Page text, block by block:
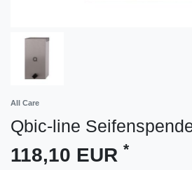
All Care
Qbic-line
118,10 EUR *